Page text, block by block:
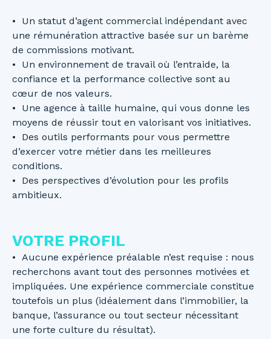
Un statut d’agent commercial indépendant avec
une rémunération attractive basée sur un barème
de commissions motivant.
Un environnement de travail où l’entraide, la
confiance et la performance collective sont au
cœur de nos valeurs.
Une agence à taille humaine, qui vous donne les
moyens de réussir tout en valorisant vos initiatives.
Des outils performants pour vous permettre
d’exercer votre métier dans les meilleures
conditions.
Des perspectives d’évolution pour les profils
ambitieux.
VOTRE PROFIL
Aucune expérience préalable n’est requise : nous
recherchons avant tout des personnes motivées et
impliquées. Une expérience commerciale constitue
toutefois un plus (idéalement dans l’immobilier, la
banque, l’assurance ou tout secteur nécessitant
une forte culture du résultat).